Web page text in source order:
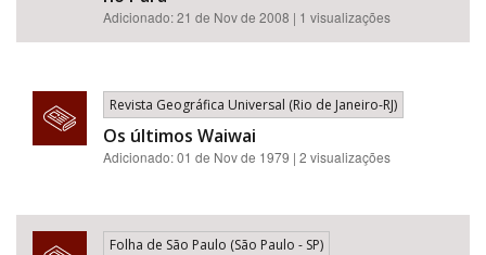
Adicionado: 21 de Nov de 2008 | 1 visualizações
Revista Geográfica Universal (Rio de Janeiro-RJ)
Os últimos Waiwai
Adicionado: 01 de Nov de 1979 | 2 visualizações
Folha de São Paulo (São Paulo - SP)